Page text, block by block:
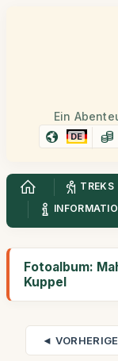
Ein
DE
TREKS
Fotoalbum:
Kuppel
◄ VORHERIGE